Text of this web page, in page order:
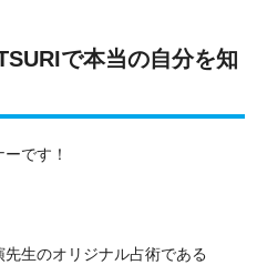
で本当の自分を知
です！
生のオリジナル占術である